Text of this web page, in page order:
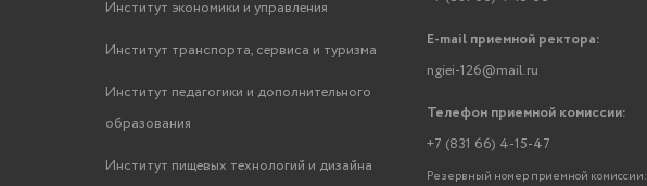
Институт экономики и управления
Институт транспорта, сервиса и туризма
Институт педагогики и дополнительного
образования
Институт пищевых технологий и дизайна
E-mail приемной ректора:
ngiei-126@mail.ru
Телефон приемной комиссии:
+7 (831 66) 4-15-47
Резервный номер приемной комиссии: